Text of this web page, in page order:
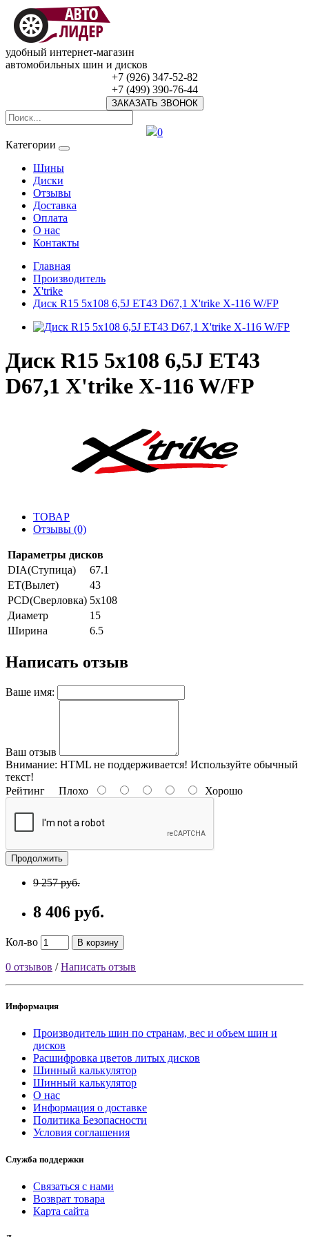
удобный интернет-магазин
автомобильных шин и дисков
+7 (926) 347-52-82
+7 (499) 390-76-44
ЗАКАЗАТЬ ЗВОНОК
0
Категории
Шины
Диски
Отзывы
Доставка
Оплата
О нас
Контакты
Главная
Производитель
X'trike
Диск R15 5x108 6,5J ET43 D67,1 X'trike X-116 W/FP
Диск R15 5x108 6,5J ET43
D67,1 X'trike X-116 W/FP
ТОВАР
Отзывы (0)
Параметры дисков
DIA(Ступица)
67.1
ET(Вылет)
43
PCD(Сверловка) 5x108
Диаметр
15
Ширина
6.5
Написать отзыв
Ваше имя:
Ваш отзыв
Внимание: HTML не поддерживается! Используйте обычный
текст!
Рейтинг Плохо Хорошо
Продолжить
9 257 руб.
8 406 руб.
Кол-во В корзину
0 отзывов /Написать отзыв
Информация
Производитель шин по странам, вес и объем шин и
дисков
Расшифровка цветов литых дисков
Шинный калькулятор
Шинный калькулятор
О нас
Информация о доставке
Политика Безопасности
Условия соглашения
Служба поддержки
Связаться с нами
Возврат товара
Карта сайта